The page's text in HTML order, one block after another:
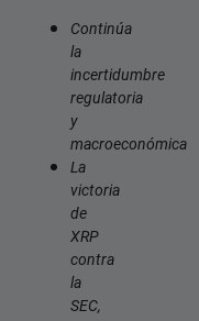
Continúa
la
incertidumbre
regulatoria
y
macroeconómica
La
victoria
de
XRP
contra
la
SEC,